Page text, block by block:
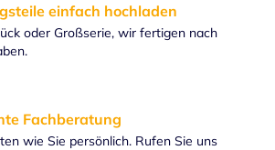
einfach hochladen
oder Großserie, wir fertigen nach
Fachberatung
wie Sie persönlich. Rufen Sie uns